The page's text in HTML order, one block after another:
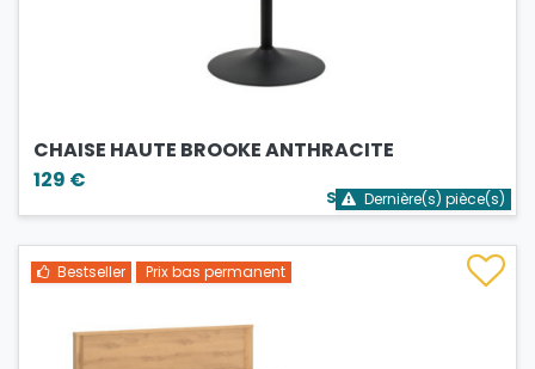
CHAISE HAUTE BROOKE ANTHRACITE
129 €
Stock bientôt épuisé
Dernière(s) pièce(s)
Bestseller Prix bas permanent